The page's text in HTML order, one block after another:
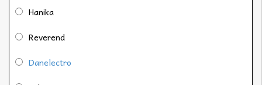
Hanika
Reverend
Danelectro